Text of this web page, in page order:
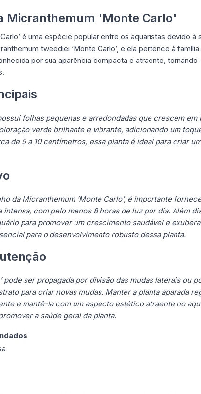
Micranthemum 'Monte Carlo'
é uma espécie popular entre os aquaristas devido
tweediei ‘Monte Carlo’, e ela pertence à família
por sua aparência compacta e atraente,
folhas pequenas e arredondadas que crescem
verde brilhante e vibrante, adicionando um
de 5 a 10 centímetros, essa planta é ideal para criar
da Micranthemum ‘Monte Carlo’, é importante
com pelo menos 8 horas de luz por dia. Além
para promover um crescimento saudável e
para o desenvolvimento robusto dessa planta.
pode ser propagada por divisão das mudas laterais ou
para criar novas mudas. Manter a planta aparada
e mantê-la com um aspecto estético atraente no
a saúde geral da planta.